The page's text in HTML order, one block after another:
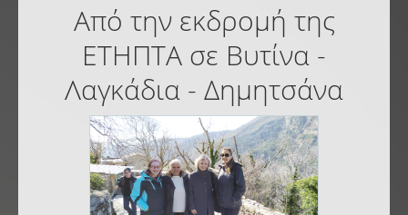
Από την εκδρομή της
ΕΤΗΠΤΑ σε Βυτίνα -
Λαγκάδια - Δημητσάνα